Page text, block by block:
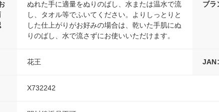
ぬれた手に適量をぬりのばし、水または温水で流
し、タオル等でふいてください。よりしっとりと
した仕上がりがお好みの場合は、乾いた手肌にぬ
りのばし、水で流さずにお使いいただけます。
ブラ
花王 JAN
X732242